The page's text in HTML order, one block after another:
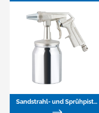
Sandstrahl- und Sprühpistolen